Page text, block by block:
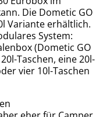
Die Dometic GO
Variante erhältlich.
System:
(Dometic GO
Taschen, eine 20l-
vier 10l-Taschen